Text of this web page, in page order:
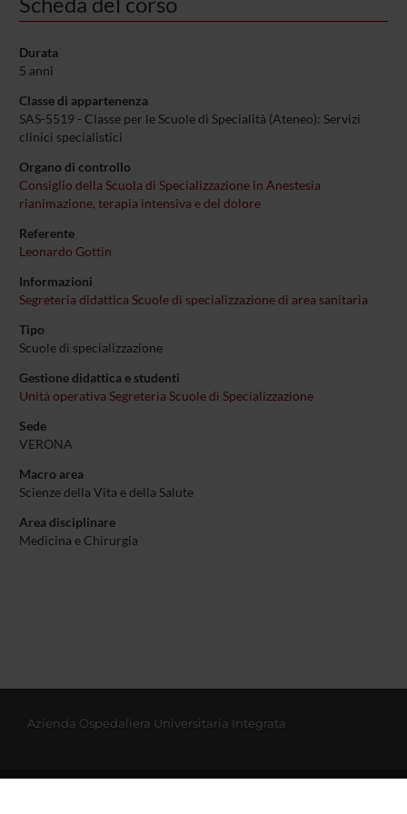
Durata
5 anni
Classe di appartenenza
SAS-5519 - Classe per le Scuole di Specialità (Ateneo): Servizi
clinici specialistici
Organo di controllo
Consiglio della Scuola di Specializzazione in Anestesia
rianimazione, terapia intensiva e del dolore
Referente
Leonardo Gottin
Informazioni
Segreteria didattica Scuole di specializzazione di area sanitaria
Tipo
Scuole di specializzazione
Gestione didattica e studenti
Unità operativa Segreteria Scuole di Specializzazione
Sede
VERONA
Macro area
Scienze della Vita e della Salute
Area disciplinare
Medicina e Chirurgia
Azienda Ospedaliera Universitaria Integrata